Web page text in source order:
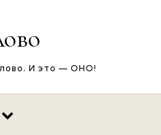
И это — ОНО!